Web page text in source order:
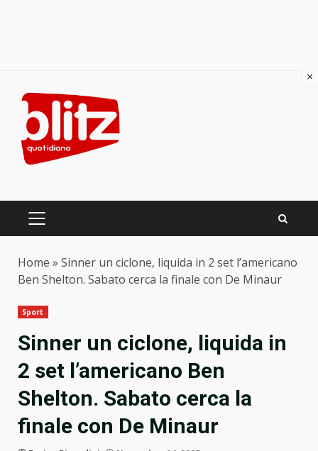
content
PRIMARY
Home » Sinner un ciclone, liquida in 2 set l’americano
Ben Shelton. Sabato cerca la finale con De Minaur
Sport
Sinner un ciclone, liquida in
2 set l’americano Ben
Shelton. Sabato cerca la
finale con De Minaur
×